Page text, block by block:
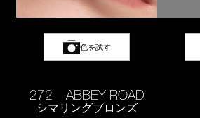
色を試す
272 ABBEY ROAD
シマリングブロンズ